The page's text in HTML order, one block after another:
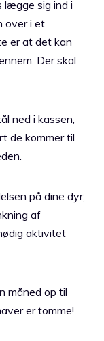
lægge sig ind i
over i et
er at det kan
Der skal
ned i kassen,
de kommer til
på dine dyr,
af
aktivitet
måned op til
er tomme!